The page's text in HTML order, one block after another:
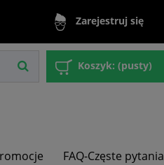
Zarejestruj się
Koszyk: (pusty)
FAQ-Częste pytania